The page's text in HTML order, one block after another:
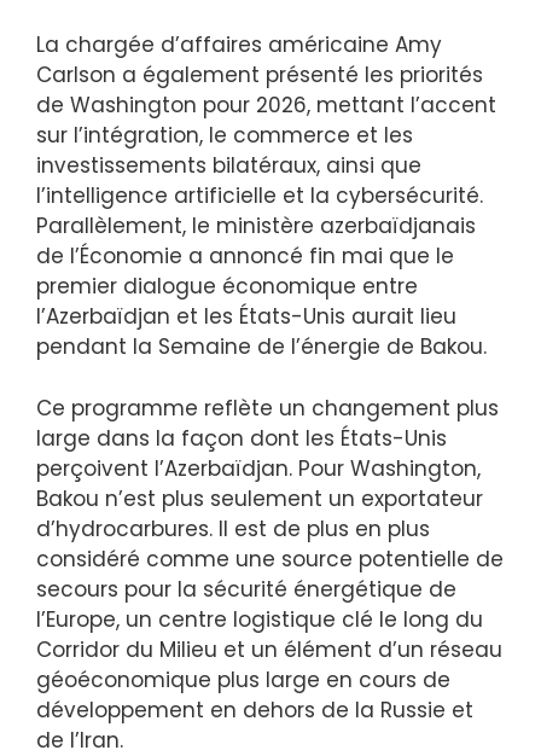
La chargée d’affaires américaine Amy
Carlson a également présenté les priorités
de Washington pour 2026, mettant l’accent
sur l’intégration, le commerce et les
investissements bilatéraux, ainsi que
l’intelligence artificielle et la cybersécurité.
Parallèlement, le ministère azerbaïdjanais
de l’Économie a annoncé fin mai que le
premier dialogue économique entre
l’Azerbaïdjan et les États-Unis aurait lieu
pendant la Semaine de l’énergie de Bakou.
Ce programme reflète un changement plus
large dans la façon dont les États-Unis
perçoivent l’Azerbaïdjan. Pour Washington,
Bakou n’est plus seulement un exportateur
d’hydrocarbures. Il est de plus en plus
considéré comme une source potentielle de
secours pour la sécurité énergétique de
l’Europe, un centre logistique clé le long du
Corridor du Milieu et un élément d’un réseau
géoéconomique plus large en cours de
développement en dehors de la Russie et
de l’Iran.